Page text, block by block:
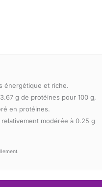
énergétique et riche.
g de protéines pour 100 g,
en protéines.
modérée à 0.25 g